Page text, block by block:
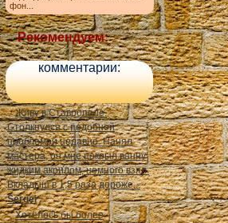
фон...
Рекомендуем:
комментарии:
Живу в Ставрополе.
Столкнулся с подобной
проблемой недавно. Нанял
мастера, он мне покрыл ванну
жидким акрилом, немного взял.
Вкладыш в 1,5 раза дороже...
Sergei
Хотелось бы более